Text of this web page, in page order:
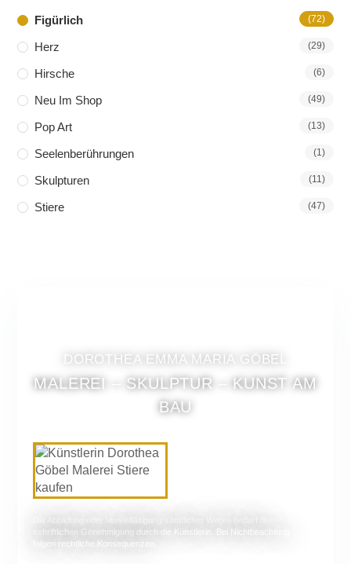
Figürlich (72)
Herz (29)
Hirsche (6)
Neu Im Shop (49)
Pop Art (13)
Seelenberührungen (1)
Skulpturen (11)
Stiere (47)
DOROTHEA EMMA MARIA GÖBEL
MALEREI – SKULPTUR – KUNST AM
BAU
schriftlichen Genehmigung durch die Künstlerin. Bei Nichtbeachtung
folgen rechtliche Konsequenzen.